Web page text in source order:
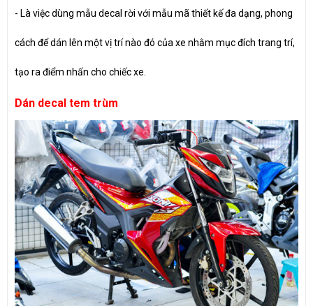
- Là việc dùng mẫu decal rời với mẫu mã thiết kế đa dạng, phong
cách để dán lên một vị trí nào đó của xe nhằm mục đích trang trí,
tạo ra điểm nhấn cho chiếc xe.
Dán decal tem trùm